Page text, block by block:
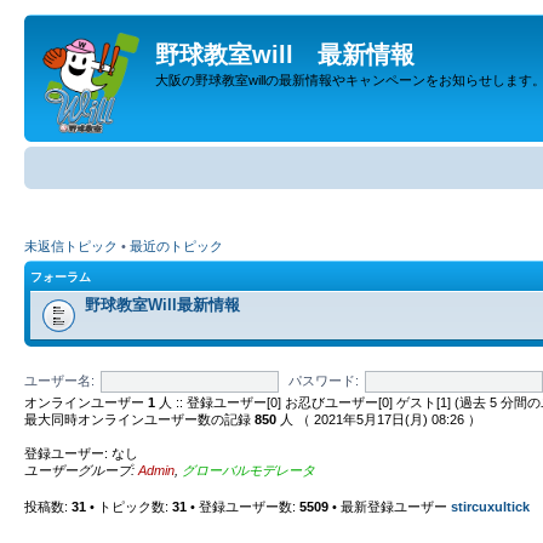
野球教室will 最新情報
大阪の野球教室willの最新情報やキャンペーンをお知らせします
未返信トピック • 最近のトピック
フォーラム
野球教室Will最新情報
ユーザー名:
パスワード:
オンラインユーザー 1 人 :: 登録ユーザー[0] お忍びユーザー[0] ゲスト[1] (過去 5 分間
最大同時オンラインユーザー数の記録 850 人 （ 2021年5月17日(月) 08:26 ）
登録ユーザー: なし
ユーザーグループ: Admin グローバルモデレータ
投稿数: 31 • トピック数: 31 • 登録ユーザー数: 5509 • 最新登録ユーザー stircuxultick